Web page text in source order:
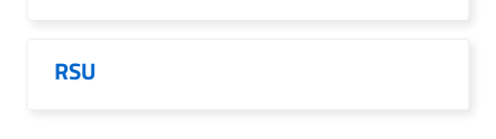
RSU